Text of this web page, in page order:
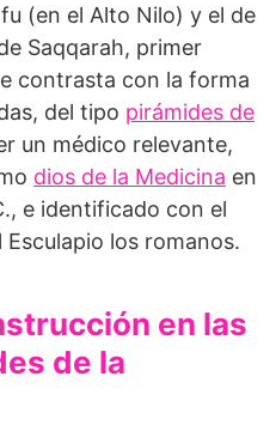
(en el Alto Nilo) y el de
Saqqarah, primer
con­trasta con la forma
del tipo pirámides de
un médico rele­vante,
dios de la Medicina en
e identificado con el
los romanos.
en las
de la